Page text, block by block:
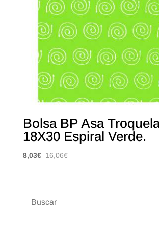
Bolsa BP Asa
18X30 Espiral Verde.
8,03€ 16,06€